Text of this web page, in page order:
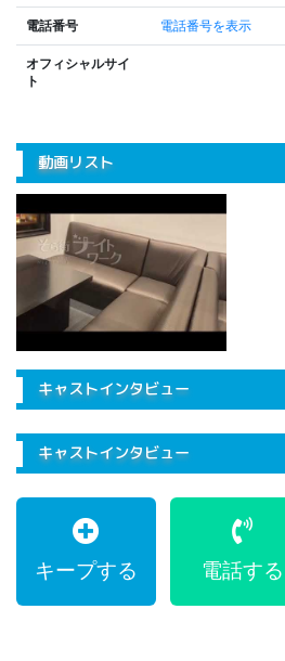
電話番号 電話番号を表示
オフィシャルサイ
ト
動画リスト
キャストインタビュー
キャストインタビュー
キープする 電話する